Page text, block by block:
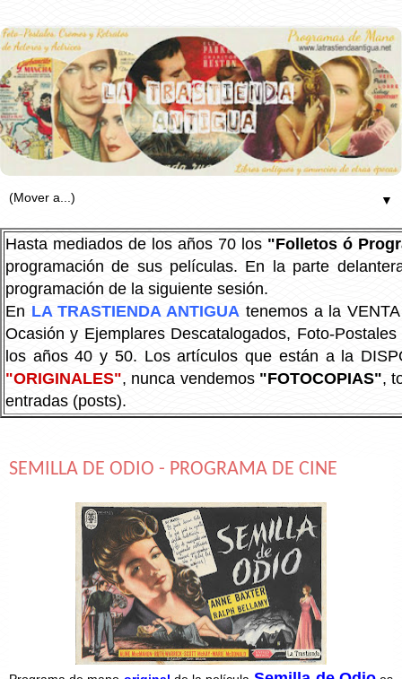
▼
Hasta mediados de los años 70 los "Folletos ó
programación de sus películas. En la parte
programación de la siguiente sesión.
En LA TRASTIENDA ANTIGUA tenemos a la
Ocasión y Ejemplares Descatalogados, Foto-
los años 40 y 50. Los artículos que están a la
"ORIGINALES", nunca vendemos "FOTOCOPIAS",
entradas (posts).
SEMILLA DE ODIO - PROGRAMA DE CINE